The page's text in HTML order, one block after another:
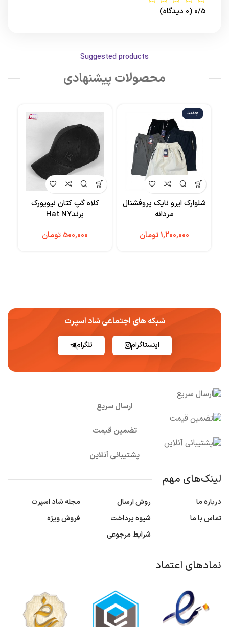
0/5 (0 دیدگاه)
Suggested products
محصولات پیشنهادی
جدید
شلوارک ایرو نایک پروفشنال
مردانه
تومان
کلاه گپ کتان نیویورک
برندHat NY
تومان
شبکه های اجتماعی شاد اسپرت
اینستاگرام تلگرام
ارسال سریع
تضمین قیمت
پشتیبانی آنلاین
لینک‌های مهم
درباره ما
تماس با ما
روش ارسال
شیوه پرداخت
شرایط مرجوعی
مجله شاد اسپرت
فروش ویژه
نمادهای اعتماد